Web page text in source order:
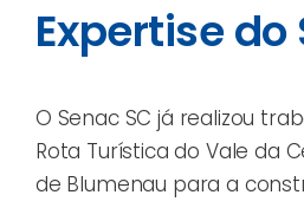
Expertise do
O Senac SC já realizou
Rota Turística do Vale da
de Blumenau para a